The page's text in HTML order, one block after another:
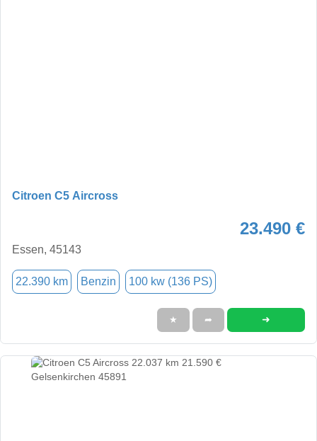
Citroen C5 Aircross
23.490 €
Essen, 45143
22.390 km Benzin 100 kw (136 PS)
★ ➦ ➜